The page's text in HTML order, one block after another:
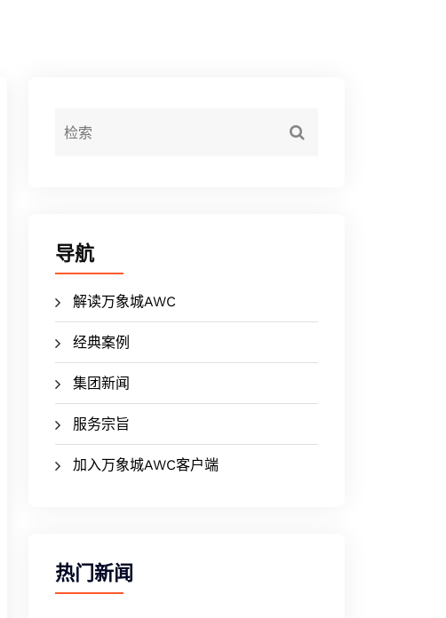
导航
解读万象城AWC
经典案例
集团新闻
服务宗旨
加入万象城AWC客户端
热门新闻